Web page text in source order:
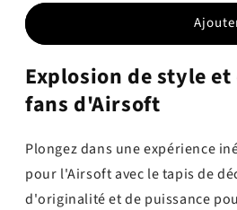
Explosion de style
fans d'Airsoft
Plongez dans une expérience
pour l'Airsoft avec le tapis de
d'originalité et de puissance